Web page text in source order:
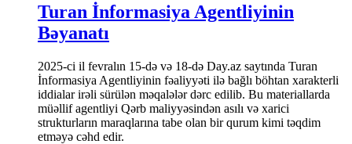
Turan İnformasiya Agentliyinin
Bəyanatı
2025-ci il fevralın 15-də və 18-də Day.az saytında Turan
İnformasiya Agentliyinin fəaliyyəti ilə bağlı böhtan xarakterli
iddialar irəli sürülən məqalələr dərc edilib. Bu materiallarda
müəllif agentliyi Qərb maliyyəsindən asılı və xarici
strukturların maraqlarına tabe olan bir qurum kimi təqdim
etməyə cəhd edir.